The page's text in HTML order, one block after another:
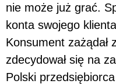
nie może już grać.
konta swojego
Konsument zażądał
zdecydował się na
Polski